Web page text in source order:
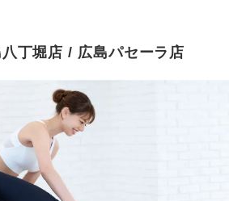
丁堀店 / 広島パセーラ店